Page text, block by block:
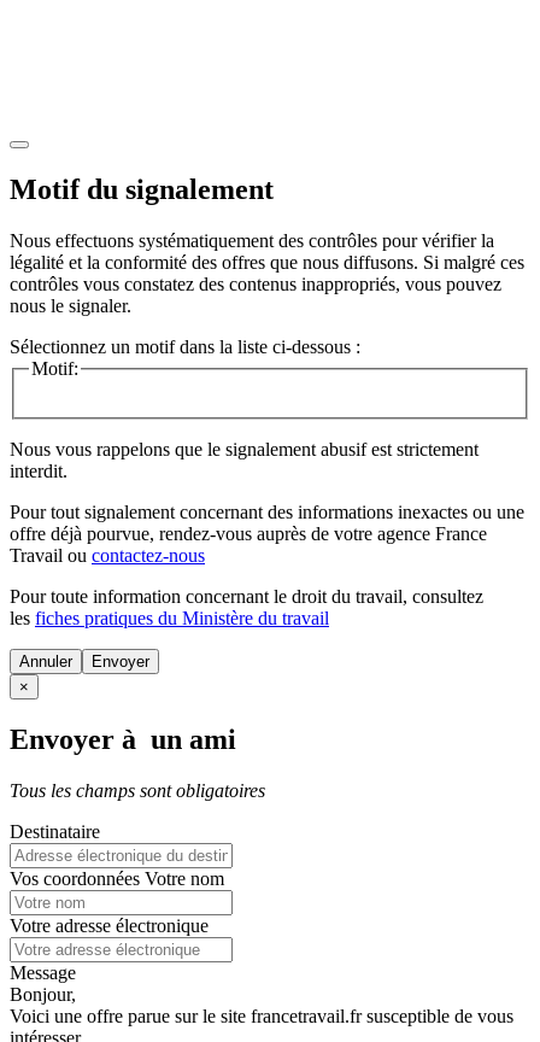
Motif du signalement
Nous effectuons systématiquement des contrôles pour vérifier la
légalité et la conformité des offres que nous diffusons. Si malgré ces
contrôles vous constatez des contenus inappropriés, vous pouvez
nous le signaler.
Sélectionnez un motif dans la liste ci-dessous :
Motif:
Nous vous rappelons que le signalement abusif est strictement
interdit.
Pour tout signalement concernant des informations inexactes ou une
offre déjà pourvue, rendez-vous auprès de votre agence France
Travail ou contactez-nous
Pour toute information concernant le droit du travail, consultez
les fiches pratiques du Ministère du travail
Annuler
×
Envoyer à un ami
Tous les champs sont obligatoires
Destinataire
Vos coordonnées Votre nom
Votre adresse électronique
Message
Bonjour,
Voici une offre parue sur le site francetravail.fr susceptible de vous
intéresser.